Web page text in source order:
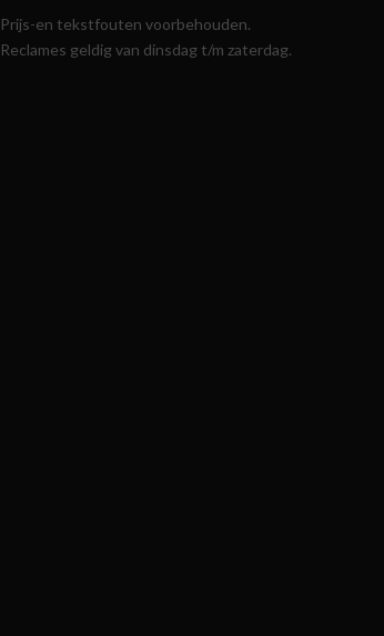
Prijs-en tekstfouten voorbehouden.
Reclames geldig van dinsdag t/m zaterdag.